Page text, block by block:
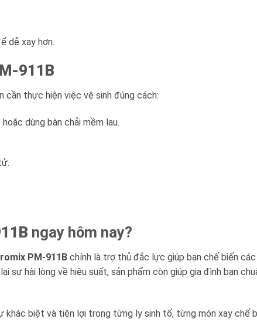
dễ xay hơn.
911B
cần thực hiện việc vệ sinh đúng cách:
dùng bàn chải mềm lau.
ngay hôm nay?
PM-911B chính là trợ thủ đắc lực giúp bạn chế biến các
sự hài lòng về hiệu suất, sản phẩm còn giúp gia đình bạn
khác biệt và tiện lợi trong từng ly sinh tố, từng món xay chế